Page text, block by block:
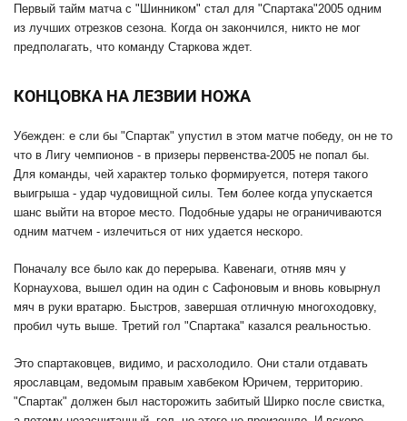
Первый тайм матча с "Шинником" стал для "Спартака"2005 одним
из лучших отрезков сезона. Когда он закончился, никто не мог
предполагать, что команду Старкова ждет.
КОНЦОВКА НА ЛЕЗВИИ НОЖА
Убежден: е сли бы "Спартак" упустил в этом матче победу, он не то
что в Лигу чемпионов - в призеры первенства-2005 не попал бы.
Для команды, чей характер только формируется, потеря такого
выигрыша - удар чудовищной силы. Тем более когда упускается
шанс выйти на второе место. Подобные удары не ограничиваются
одним матчем - излечиться от них удается нескоро.
Поначалу все было как до перерыва. Кавенаги, отняв мяч у
Корнаухова, вышел один на один с Сафоновым и вновь ковырнул
мяч в руки вратарю. Быстров, завершая отличную многоходовку,
пробил чуть выше. Третий гол "Спартака" казался реальностью.
Это спартаковцев, видимо, и расхолодило. Они стали отдавать
ярославцам, ведомым правым хавбеком Юричем, территорию.
"Спартак" должен был насторожить забитый Ширко после свистка,